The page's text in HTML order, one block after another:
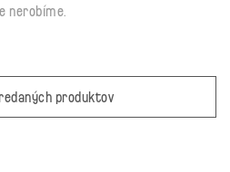
nerobíme.
produktov